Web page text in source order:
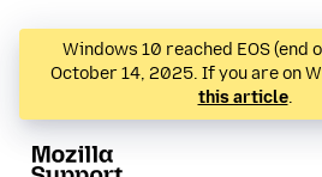
Windows 10 reached EOS (end
October 14, 2025. If you are on
this article.